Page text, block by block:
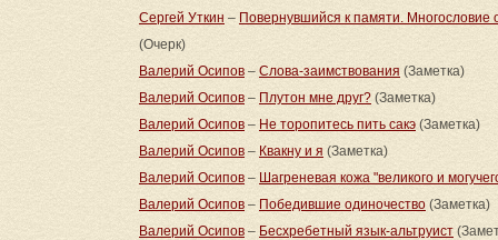
Сергей Уткин – Повернувшийся к памяти.
(Очерк)
Валерий Осипов – Слова-заимствования (Заметка)
Валерий Осипов – Плутон мне друг? (Заметка)
Валерий Осипов – Не торопитесь пить сакэ (Заметка)
Валерий Осипов – Квакну и я (Заметка)
Валерий Осипов – Шагреневая кожа "великого и
Валерий Осипов– Победившие одиночество (Заметка)
Валерий Осипов – Бесхребетный язык-альтруист